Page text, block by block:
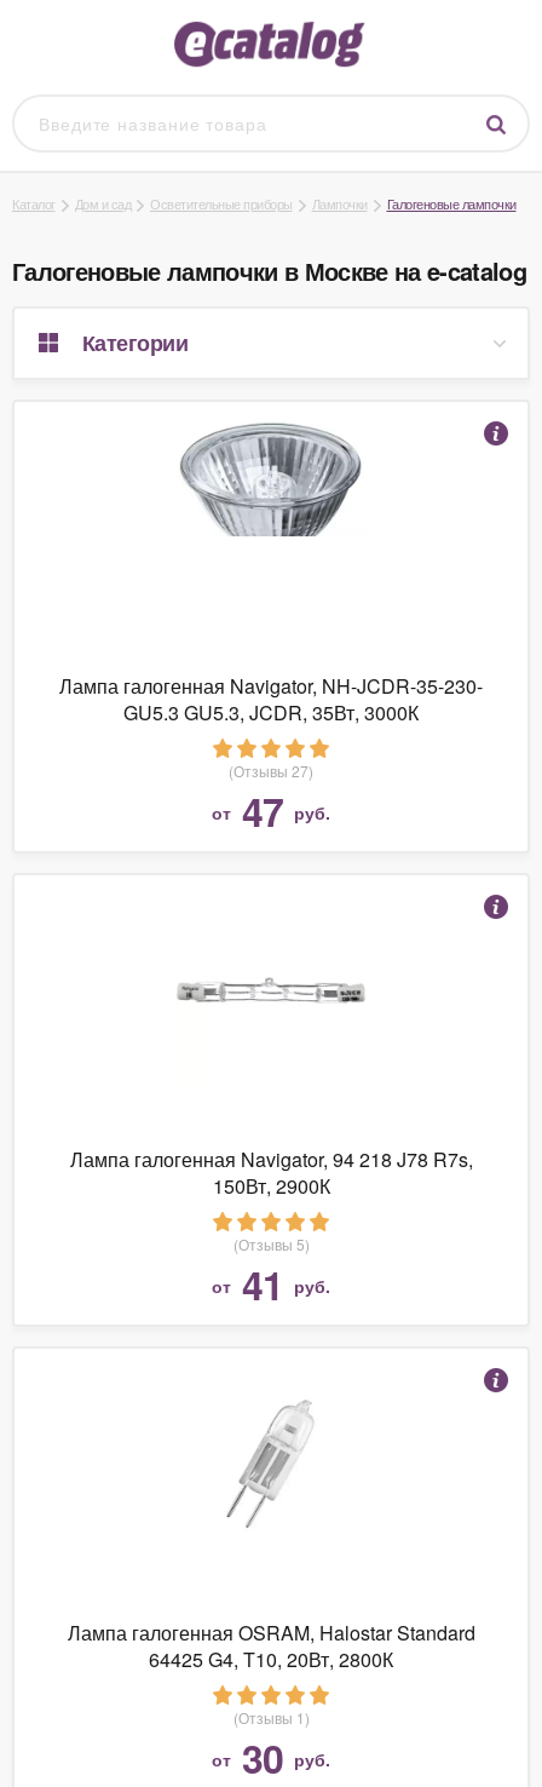
Каталог Дом и сад Осветительные приборы Лампочки Галогеновые лампочки
Галогеновые лампочки в Москве на e-catalog
Категории
Лампа галогенная Navigator, NH-JCDR-35-230-
GU5.3 GU5.3, JCDR, 35Вт, 3000К
(Отзывы 27)
от 47 руб.
Лампа галогенная Navigator, 94 218 J78 R7s,
150Вт, 2900К
(Отзывы 5)
от 41 руб.
Лампа галогенная OSRAM, Halostar Standard
64425 G4, T10, 20Вт, 2800К
(Отзывы 1)
от 30 руб.